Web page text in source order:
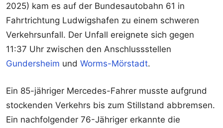
2025) kam es auf der Bundesautobahn 61 in
Fahrtrichtung Ludwigshafen zu einem schweren
Verkehrsunfall. Der Unfall ereignete sich gegen
11:37 Uhr zwischen den Anschlussstellen
Gundersheim und Worms-Mörstadt.
Ein 85-jähriger Mercedes-Fahrer musste aufgrund
stockenden Verkehrs bis zum Stillstand abbremsen.
Ein nachfolgender 76-Jähriger erkannte die